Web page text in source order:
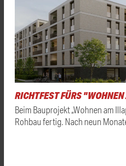
RICHTFEST FÜRS
Beim Bauprojekt „Wohnen am
Rohbau fertig. Nach neun